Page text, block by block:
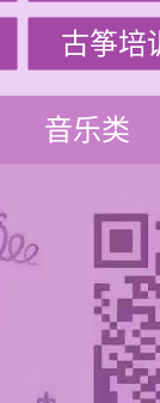
古筝培
音乐类